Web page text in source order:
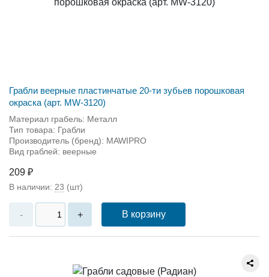
Грабли веерные пластинчатые 20-ти зубьев порошковая
окраска (арт. MW-3120)
Материал грабель: Металл
Тип товара: Грабли
Производитель (бренд): MAWIPRO
Вид граблей: веерные
209 ₽
В наличии: 23 (шт)
- + В корзину